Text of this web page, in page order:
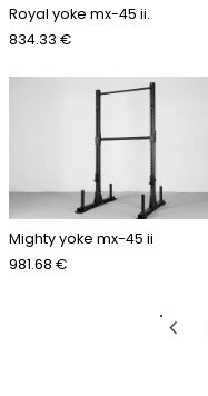
Royal yoke mx-45 ii.
834.33 €
Mighty yoke mx-45 ii
981.68 €
chevron_left